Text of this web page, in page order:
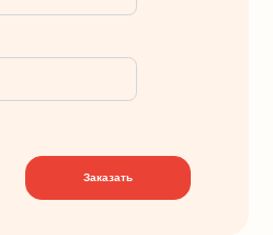
Заказать